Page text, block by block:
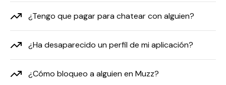
¿Tengo que pagar para chatear con alguien?
¿Ha desaparecido un perfil de mi aplicación?
¿Cómo bloqueo a alguien en Muzz?